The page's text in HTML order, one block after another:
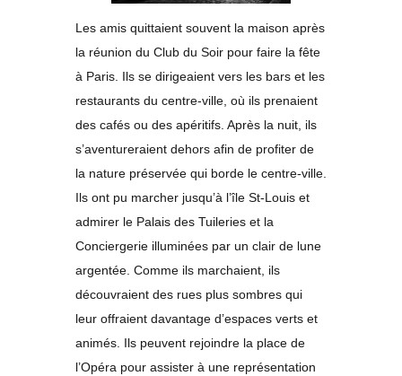
Les amis quittaient souvent la maison après
la réunion du Club du Soir pour faire la fête
à Paris. Ils se dirigeaient vers les bars et les
restaurants du centre-ville, où ils prenaient
des cafés ou des apéritifs. Après la nuit, ils
s’aventureraient dehors afin de profiter de
la nature préservée qui borde le centre-ville.
Ils ont pu marcher jusqu’à l’île St-Louis et
admirer le Palais des Tuileries et la
Conciergerie illuminées par un clair de lune
argentée. Comme ils marchaient, ils
découvraient des rues plus sombres qui
leur offraient davantage d’espaces verts et
animés. Ils peuvent rejoindre la place de
l’Opéra pour assister à une représentation